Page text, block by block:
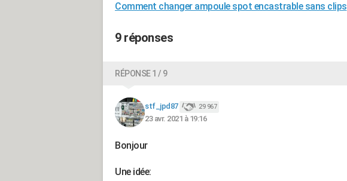
Comment changer ampoule spot encastrable sans clips
9 réponses
RÉPONSE 1 / 9
stf_jpd87 29 967
23 avr. 2021 à 19:16
Bonjour
Une idée: